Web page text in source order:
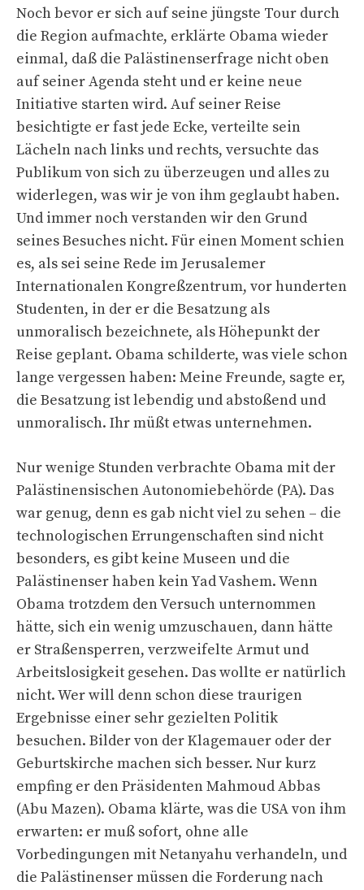
Noch bevor er sich auf seine jüngste Tour durch
die Region aufmachte, erklärte Obama wieder
einmal, daß die Palästinenserfrage nicht oben
auf seiner Agenda steht und er keine neue
Initiative starten wird. Auf seiner Reise
besichtigte er fast jede Ecke, verteilte sein
Lächeln nach links und rechts, versuchte das
Publikum von sich zu überzeugen und alles zu
widerlegen, was wir je von ihm geglaubt haben.
Und immer noch verstanden wir den Grund
seines Besuches nicht. Für einen Moment schien
es, als sei seine Rede im Jerusalemer
Internationalen Kongreßzentrum, vor hunderten
Studenten, in der er die Besatzung als
unmoralisch bezeichnete, als Höhepunkt der
Reise geplant. Obama schilderte, was viele schon
lange vergessen haben: Meine Freunde, sagte er,
die Besatzung ist lebendig und abstoßend und
unmoralisch. Ihr müßt etwas unternehmen.
Nur wenige Stunden verbrachte Obama mit der
Palästinensischen Autonomiebehörde (PA). Das
war genug, denn es gab nicht viel zu sehen – die
technologischen Errungenschaften sind nicht
besonders, es gibt keine Museen und die
Palästinenser haben kein Yad Vashem. Wenn
Obama trotzdem den Versuch unternommen
hätte, sich ein wenig umzuschauen, dann hätte
er Straßensperren, verzweifelte Armut und
Arbeitslosigkeit gesehen. Das wollte er natürlich
nicht. Wer will denn schon diese traurigen
Ergebnisse einer sehr gezielten Politik
besuchen. Bilder von der Klagemauer oder der
Geburtskirche machen sich besser. Nur kurz
empfing er den Präsidenten Mahmoud Abbas
(Abu Mazen). Obama klärte, was die USA von ihm
erwarten: er muß sofort, ohne alle
Vorbedingungen mit Netanyahu verhandeln, und
die Palästinenser müssen die Forderung nach